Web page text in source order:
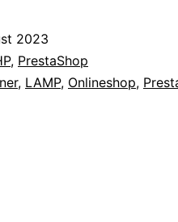
2023
, PrestaShop
, LAMP, Onlineshop,